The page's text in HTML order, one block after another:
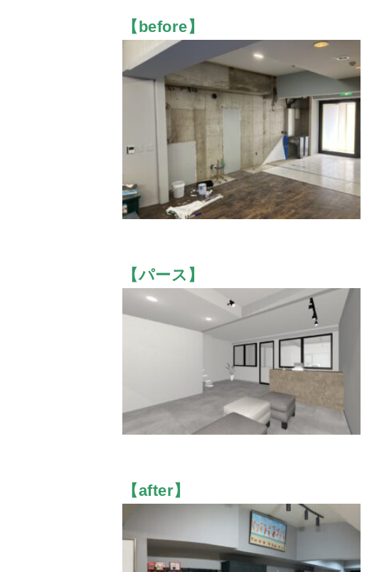
【before】
【パース】
【after】